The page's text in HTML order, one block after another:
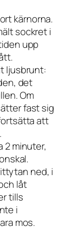
kärnorna.
sockret i
upp
ljusbrunt:
det
Om
fast sig
att
2 minuter,
ned, i
låt
tills
i
mos.